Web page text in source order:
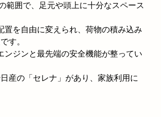
範囲で、足元や頭上に十分なスペース
置を自由に変えられ、荷物の積み込み
す。
ジンと最先端の安全機能が整ってい
産の「セレナ」があり、家族利用に